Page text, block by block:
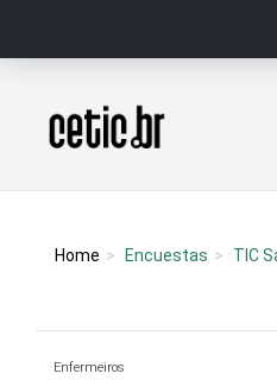
Página inicial
Home Encuestas TIC
Enfermeiros